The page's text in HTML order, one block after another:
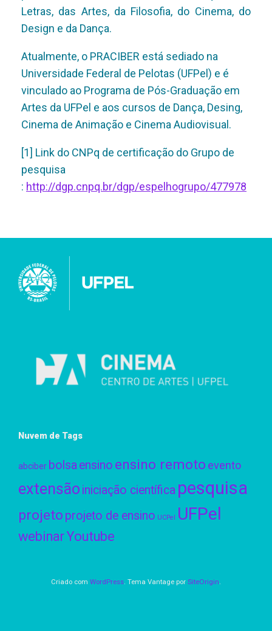
Letras, das Artes, da Filosofia, do Cinema, do
Design e da Dança.
Atualmente, o PRACIBER está sediado na
Universidade Federal de Pelotas (UFPel) e é
vinculado ao Programa de Pós-Graduação em
Artes da UFPel e aos cursos de Dança, Desing,
Cinema de Animação e Cinema Audiovisual.
[1] Link do CNPq de certificação do Grupo de
pesquisa
: http://dgp.cnpq.br/dgp/espelhogrupo/477978
Nuvem de Tags
abciber bolsaensino ensino remoto evento
extensão iniciação científica pesquisa
projeto projeto de ensino UCPel UFPel
webinarYoutube
Criado com WordPress. Tema Vantage por SiteOrigin.